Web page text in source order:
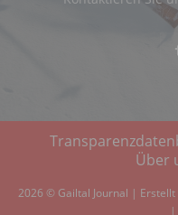
Über
2026 © Gailtal Journal | Erstellt
|